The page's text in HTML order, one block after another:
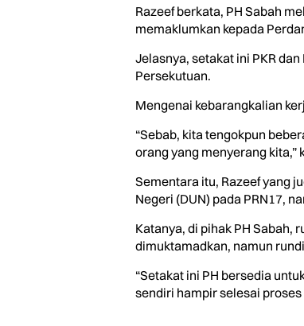
Razeef berkata, PH Sabah
memaklumkan kepada
Jelasnya, setakat ini PKR
Persekutuan.
Mengenai kebarangkalian
“Sebab, kita tengokpun
orang yang menyerang kita,”
Sementara itu, Razeef yang
Negeri (DUN) pada PRN17,
Katanya, di pihak PH Sabah,
dimuktamadkan, namun
“Setakat ini PH bersedia
sendiri hampir selesai proses